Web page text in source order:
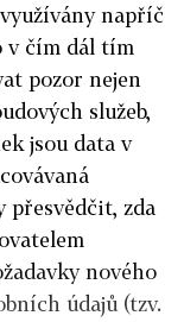
napříč
v čím dál tím
pozor nejen
služeb,
jsou data v
přesvědčit, zda
nového
údajů (tzv.